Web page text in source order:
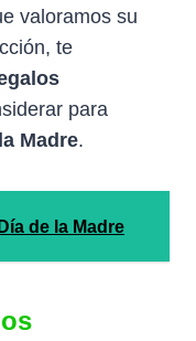
valoramos su
te
para
Madre.
de la Madre